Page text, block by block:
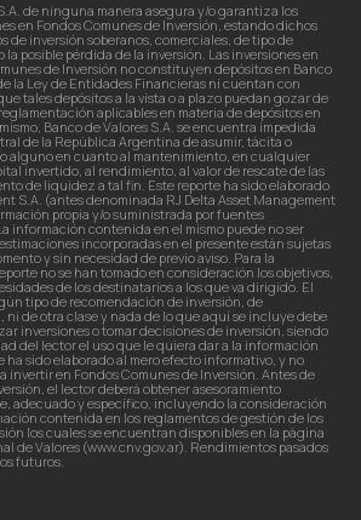
de ninguna manera asegura y/o garantiza los
en Fondos Comunes de Inversión, estando dichos
de inversión soberanos, comerciales, de tipo de
posible pérdida de la inversión. Las inversiones en
de Inversión no constituyen depósitos en Banco
la Ley de Entidades Financieras ni cuentan con
tales depósitos a la vista o a plazo puedan gozar de
aplicables en materia de depósitos en
Banco de Valores S.A. se encuentra impedida
de la República Argentina de asumir, tácita o
alguno en cuanto al mantenimiento, en cualquier
invertido, al rendimiento, al valor de rescate de las
de liquidez a tal fin. Este reporte ha sido elaborado
S.A. (antes denominada RJ Delta Asset Management
propia y/o suministrada por fuentes
información contenida en el mismo puede no ser
incorporadas en el presente están sujetas
y sin necesidad de previo aviso. Para la
no se han tomado en consideración los objetivos,
de los destinatarios a los que va dirigido. El
tipo de recomendación de inversión, de
ni de otra clase y nada de lo que aquí se incluye debe
inversiones o tomar decisiones de inversión, siendo
del lector el uso que le quiera dar a la información
ha sido elaborado al mero efecto informativo, y no
en Fondos Comunes de Inversión. Antes de
el lector deberá obtener asesoramiento
adecuado y específico, incluyendo la consideración
contenida en los reglamentos de gestión de los
los cuales se encuentran disponibles en la página
de Valores (www.cnv.gov.ar). Rendimientos pasados
futuros.